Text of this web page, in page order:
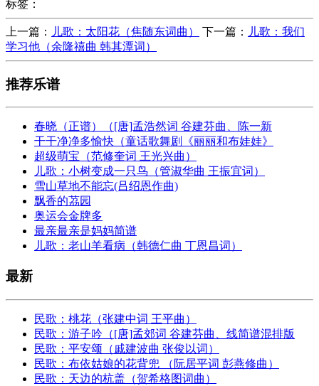
标签：
上一篇： 儿歌：太阳花（焦随东词曲） 下一篇：
儿歌：我们
学习他（余隆禧曲 韩其潭词）
推荐乐谱
春晓（正谱）（[唐]孟浩然词 谷建芬曲、陈一新
干干净净多愉快（童话歌舞剧《丽丽和布娃娃》
超级萌宝（范修奎词 王光兴曲）
儿歌：小树变成一只鸟（管淑华曲 王振宜词）
雪山草地不能忘(吕绍恩作曲)
飘香的茘园
奥运会金牌多
最亲最亲是妈妈简谱
儿歌：老山羊看病（韩德仁曲 丁恩昌词）
最新
民歌：桃花（张建中词 王平曲）
民歌：游子吟（[唐]孟郊词 谷建芬曲、线简谱混排版
民歌：平安颂（戚建波曲 张俊以词）
民歌：布依姑娘的花背兜 （阮居平词 彭燕修曲）
民歌：天边的杭盖（贺希格图词曲）